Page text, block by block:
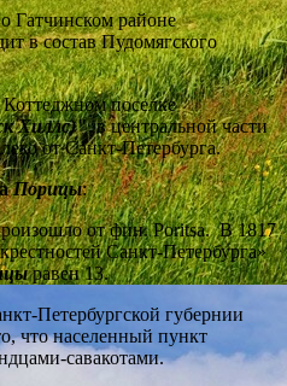
Гатчинском районе
в состав Пудомягского
поселке
Хиллс)"в центральной части
от Санкт-Петербурга.
Порицы:
от фин. Poritsa. В 1817
Санкт-Петербурга»
равен 13.
Петербургской губернии
что населенный пункт
савакотами.